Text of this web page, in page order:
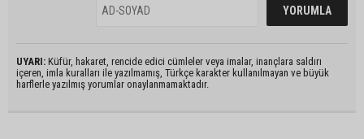
UYARI: Küfür, hakaret, rencide edici cümleler veya imalar, inançlara saldırı
içeren, imla kuralları ile yazılmamış, Türkçe karakter kullanılmayan ve büyük
harflerle yazılmış yorumlar onaylanmamaktadır.